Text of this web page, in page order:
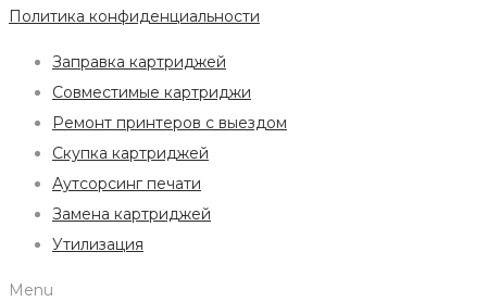
Политика конфиденциальности
Заправка картриджей
Совместимые картриджи
Ремонт принтеров с выездом
Скупка картриджей
Аутсорсинг печати
Замена картриджей
Утилизация
Menu